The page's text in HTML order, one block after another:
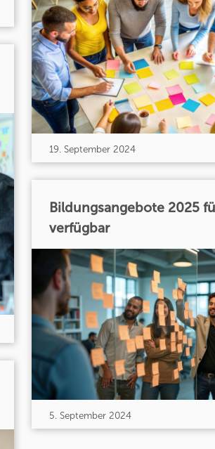
19. September 2024
Bildungsangebote 2025
verfügbar
5. September 2024